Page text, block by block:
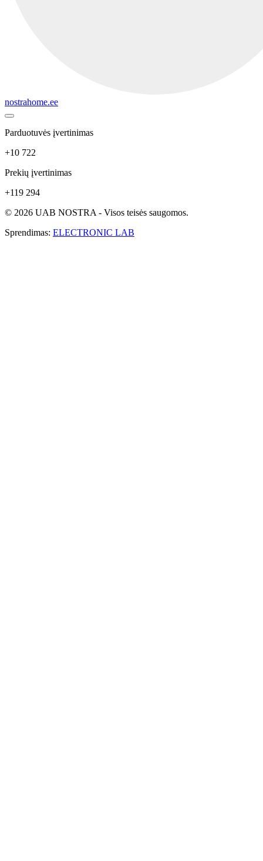
nostrahome.ee
Parduotuvės įvertinimas
+10 722
Prekių įvertinimas
+119 294
© 2026 UAB NOSTRA - Visos teisės saugomos.
Sprendimas: ELECTRONIC LAB